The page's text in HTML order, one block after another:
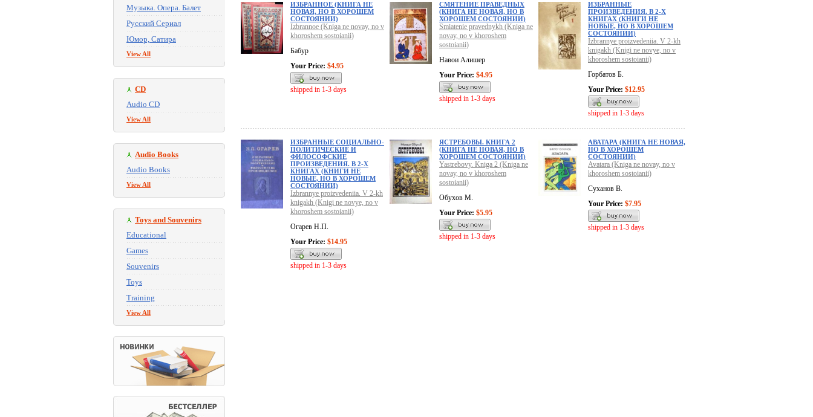
Музыка. Опера. Балет
Русский Сериал
Юмор, Сатира
View All
CD
Audio CD
View All
Audio Books
Audio Books
View All
Toys and Souvenirs
Educational
Games
Souvenirs
Toys
Training
View All
ИЗБРАННОЕ (КНИГА НЕ
НОВАЯ, НО В ХОРОШЕМ
СОСТОЯНИИ)
Izbrannoe (Kniga ne novay, no v
khoroshem sostoianii)
Бабур
Your Price: $4.95
shipped in 1-3 days
СМЯТЕНИЕ ПРАВЕДНЫХ
(КНИГА НЕ НОВАЯ, НО В
ХОРОШЕМ СОСТОЯНИИ)
Smiatenie pravednykh (Kniga ne
novay, no v khoroshem
sostoianii)
Навои Алишер
Your Price: $4.95
shipped in 1-3 days
ИЗБРАННЫЕ
ПРОИЗВЕДЕНИЯ. В 2-Х
КНИГАХ (КНИГИ НЕ
НОВЫЕ, НО В ХОРОШЕМ
СОСТОЯНИИ)
Izbrannye proizvedeniia. V 2-kh
knigakh (Knigi ne novye, no v
khoroshem sostoianii)
Горбатов Б.
Your Price: $12.95
shipped in 1-3 days
ИЗБРАННЫЕ СОЦИАЛЬНО-
ПОЛИТИЧЕСКИЕ И
ФИЛОСОФСКИЕ
ПРОИЗВЕДЕНИЯ. В 2-Х
КНИГАХ (КНИГИ НЕ
НОВЫЕ, НО В ХОРОШЕМ
СОСТОЯНИИ)
Izbrannye proizvedeniia. V 2-kh
knigakh (Knigi ne novye, no v
khoroshem sostoianii)
Огарев Н.П.
Your Price: $14.95
shipped in 1-3 days
ЯСТРЕБОВЫ. КНИГА 2
(КНИГА НЕ НОВАЯ, НО В
ХОРОШЕМ СОСТОЯНИИ)
Yastrebovy. Kniga 2 (Kniga ne
novay, no v khoroshem
sostoianii)
Обухов М.
Your Price: $5.95
shipped in 1-3 days
АВАТАРА (КНИГА НЕ НОВАЯ,
НО В ХОРОШЕМ
СОСТОЯНИИ)
Avatara (Kniga ne novay, no v
khoroshem sostoianii)
Суханов В.
Your Price: $7.95
shipped in 1-3 days